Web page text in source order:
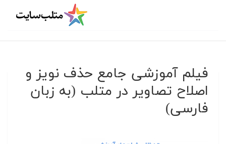
فیلم آموزشی جامع حذف نویز و
اصلاح تصاویر در متلب (به زبان
فارسی)